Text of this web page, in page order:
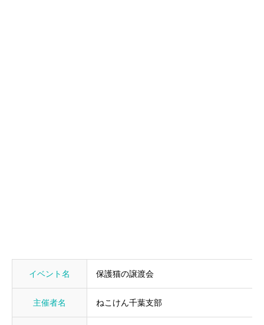
イベント名 保護猫の譲渡会
主催者名 ねこけん千葉支部